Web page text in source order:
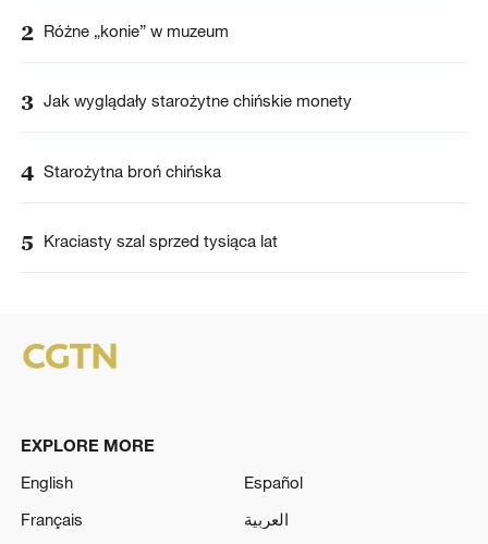
2 Różne „konie” w muzeum
3 Jak wyglądały starożytne chińskie monety
4 Starożytna broń chińska
5 Kraciasty szal sprzed tysiąca lat
EXPLORE MORE
English
Español
Français
العربية